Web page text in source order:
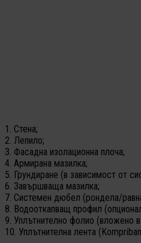
1. Стена;
2. Лепило;
3. Фасадна изолационна плоча;
4. Армирана мазилка;
5. Грундиране (в зависимост от
6. Завършваща мазилка;
7. Системен дюбел (рондела/
8. Водооткапващ профил
9. Уплътнително фолио (вложено
10. Уплътнителна лента